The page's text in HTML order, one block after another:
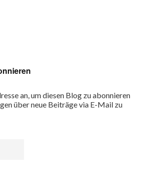
an, um diesen Blog zu abonnieren
über neue Beiträge via E-Mail zu